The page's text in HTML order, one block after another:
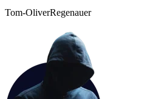
Tom-OliverRegenauer